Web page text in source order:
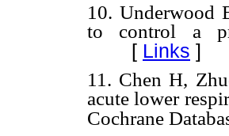
10. Underwood
to control a
[ Links ]
11. Chen H,
acute lower
Cochrane